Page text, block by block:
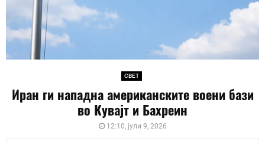
СВЕТ
Иран ги нападна американските воени бази
во Кувајт и Бахреин
12:10, јули 9, 2026